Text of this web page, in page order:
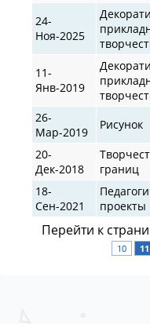
24-
Ноя-2025
11-
Янв-2019
26-
Мар-2019
Рисунок
20-
Дек-2018
границ
18-
Сен-2021
проекты
Перейти к
10
11